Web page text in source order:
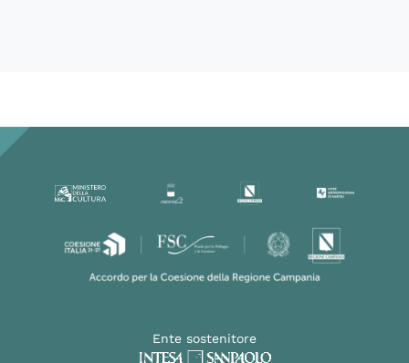
Ente sostenitore